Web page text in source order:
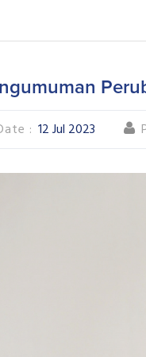
: 12 Jul 2023